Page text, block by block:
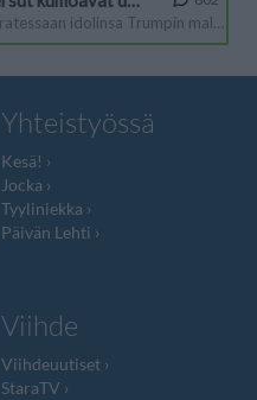
Yhteistyössä
Kesä!
Jocka
Tyyliniekka
Päivän Lehti
Viihde
Viihdeuutiset
StaraTV